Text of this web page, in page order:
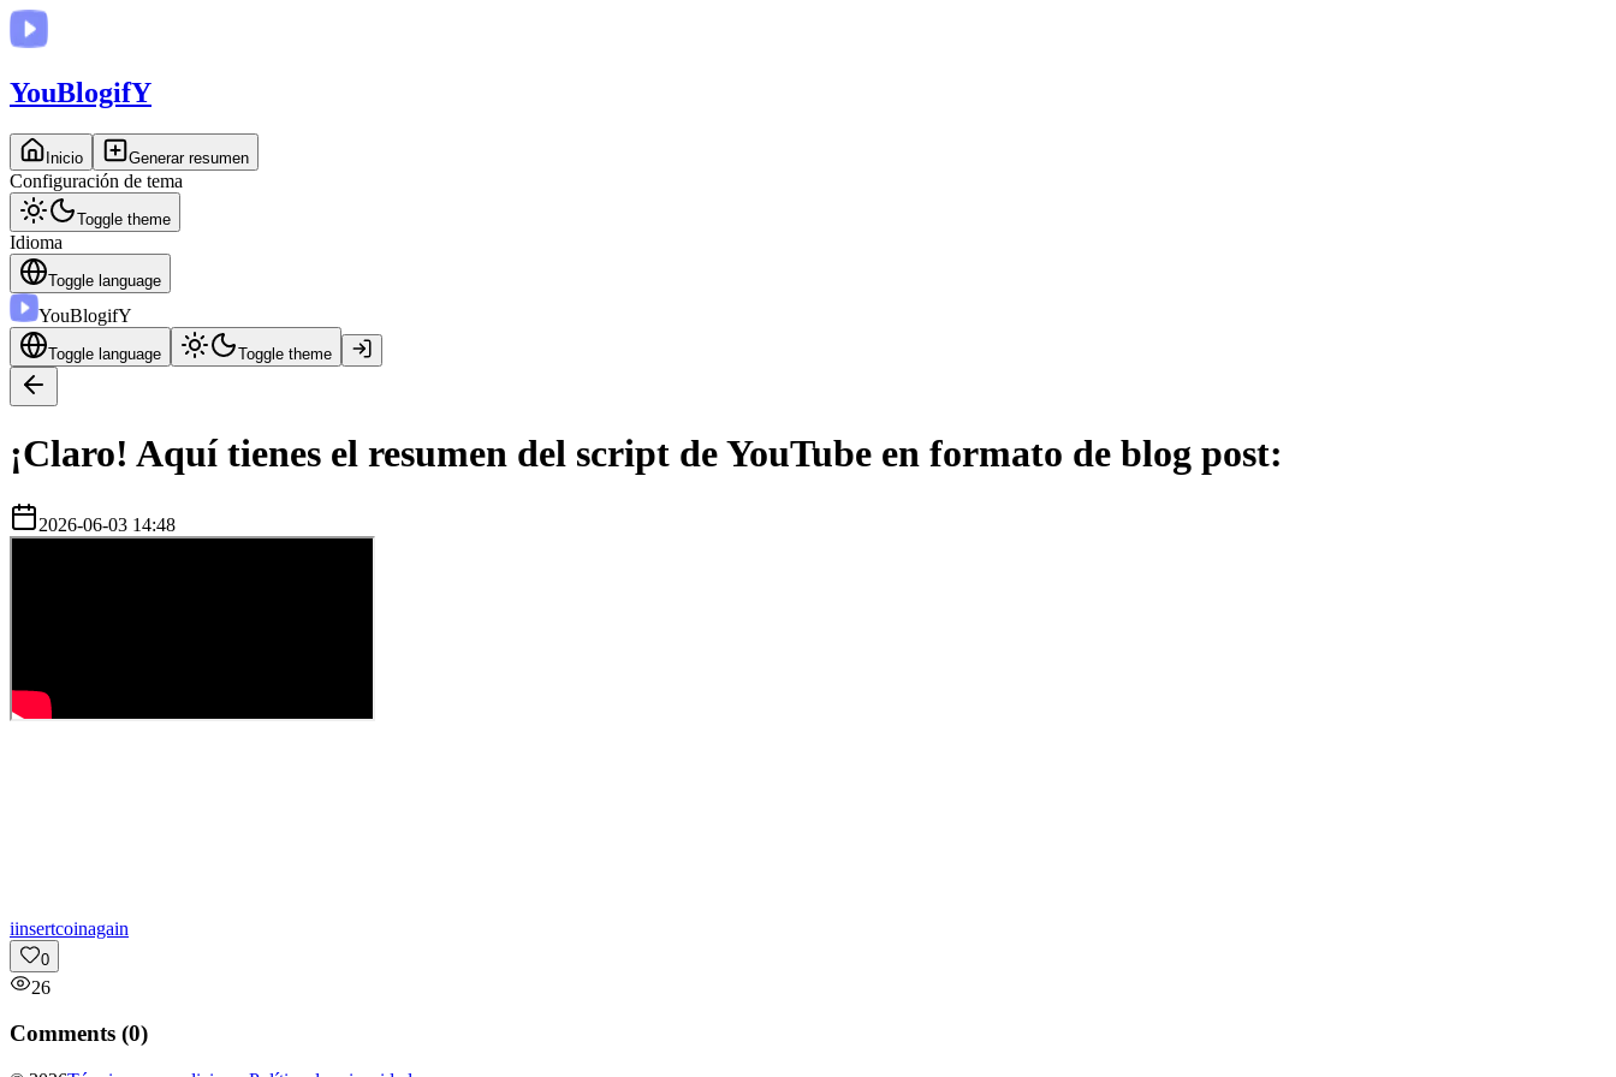
YouBlogifY
Inicio Generar resumen
Configuración de tema
Toggle theme
Idioma
Toggle language
YouBlogifY
Toggle language Toggle theme
¡Claro! Aquí tienes el resumen del script de YouTube en formato de blog post:
2026-06-03 14:48
iinsertcoinagain
0
26
Comments (0)